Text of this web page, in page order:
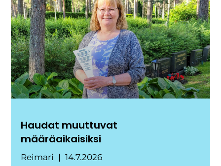
Haudat muuttuvat
määräaikaisiksi
Reimari 14.7.2026